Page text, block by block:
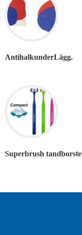
AntihalkunderLägg.
Superbrush tandborste